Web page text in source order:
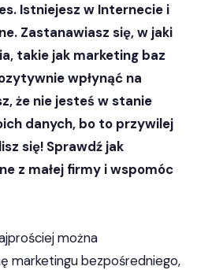
Istniejesz w Internecie i
Zastanawiasz się, w jaki
takie jak marketing baz
wpłynąć na
że nie jesteś w stanie
danych, bo to przywilej
się! Sprawdź jak
z małej firmy i wspomóc
można
marketingu bezpośredniego,